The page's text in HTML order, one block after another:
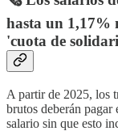
hasta un 1,17%
'cuota de
A partir de 2025, los
brutos deberán
salario sin que esto